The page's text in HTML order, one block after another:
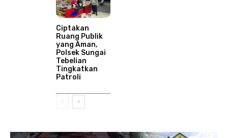
Ciptakan
Ruang Publik
yang Aman,
Polsek Sungai
Tebelian
Tingkatkan
Patroli